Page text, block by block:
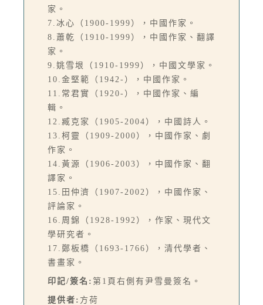
家。
7.冰心（1900-1999），中國作家。
8.蕭乾（1910-1999），中國作家、翻譯
家。
9.姚雪垠（1910-1999），中國文學家。
10.金堅範（1942-），中國作家。
11.常君實（1920-），中國作家、編
輯。
12.臧克家（1905-2004），中國詩人。
13.柯靈（1909-2000），中國作家、劇
作家。
14.黃源（1906-2003），中國作家、翻
譯家。
15.田仲濟（1907-2002），中國作家、
評論家。
16.周錦（1928-1992），作家、現代文
學研究者。
17.鄭板橋（1693-1766），清代學者、
書畫家。
印記/簽名: 第1頁右側有尹雪曼簽名。
提供者: 方荷